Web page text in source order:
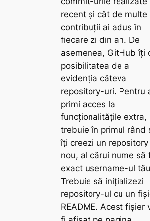
recent și cât de multe
contribuții ai adus în
fiecare zi din an. De
asemenea, GitHub îți
posibilitatea de a
evidenția câteva
repository-uri. Pentru
primi acces la
funcționalitățile extra,
trebuie în primul rând
îți creezi un repository
nou, al cărui nume să
exact username-ul
Trebuie să inițializezi
repository-ul cu un
README. Acest fișier